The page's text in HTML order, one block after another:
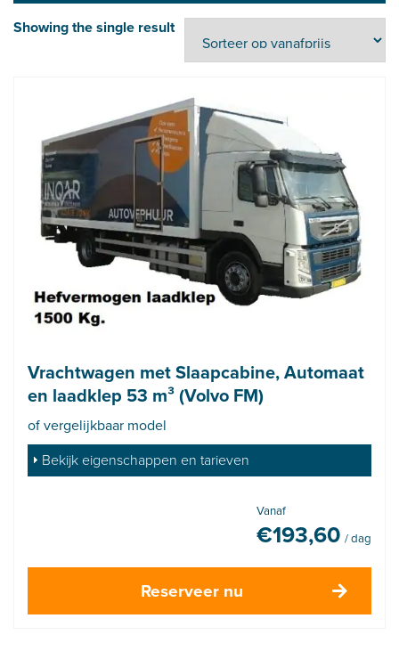
Showing the single result
Vrachtwagen met Slaapcabine, Automaat
en laadklep 53 m³ (Volvo FM)
of vergelijkbaar model
Bekijk eigenschappen en tarieven
Vanaf
€193,60 / dag
Reserveer nu